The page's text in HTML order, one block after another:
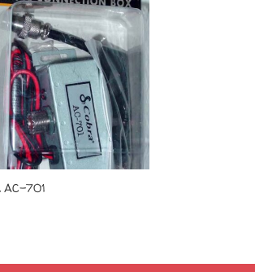
AC-701